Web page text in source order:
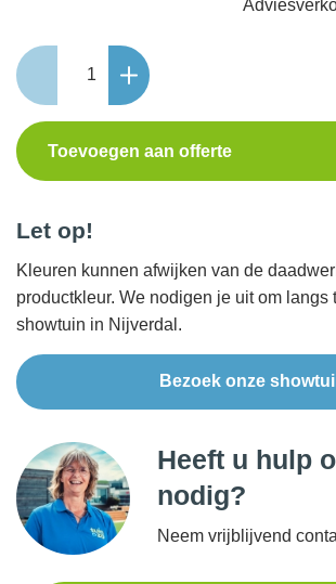
Picknicktafel
Vierkant
Toevoegen aan offerte
Let op!
Kleuren kunnen afwijken van de
productkleur. We nodigen je uit om langs
showtuin in Nijverdal.
Bezoek onze
Heeft u hulp
nodig?
Neem vrijblijvend